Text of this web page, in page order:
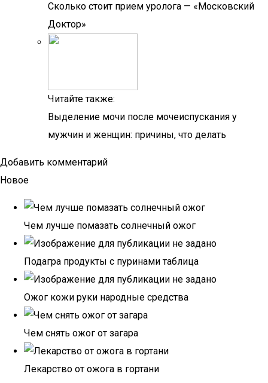
Сколько стоит прием уролога — «Московский
Доктор»
Читайте также:
Выделение мочи после мочеиспускания у
мужчин и женщин: причины, что делать
Добавить комментарий
Новое
Чем лучше помазать солнечный ожог
Подагра продукты с пуринами таблица
Ожог кожи руки народные средства
Чем снять ожог от загара
Лекарство от ожога в гортани